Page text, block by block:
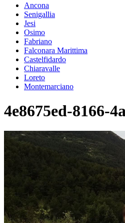
Ancona
Senigallia
Jesi
Osimo
Fabriano
Falconara Marittima
Castelfidardo
Chiaravalle
Loreto
Montemarciano
4e8675ed-8166-